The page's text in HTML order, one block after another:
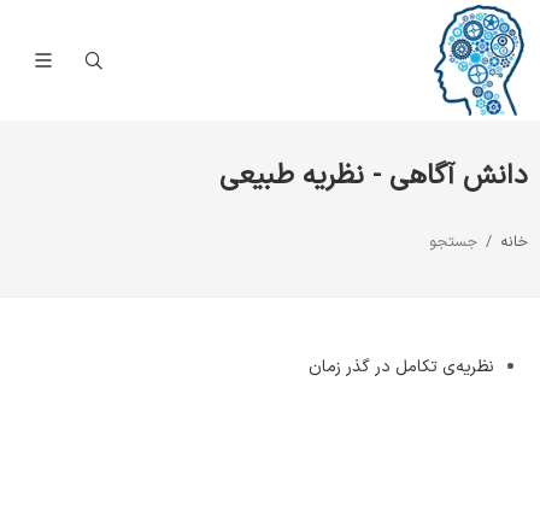
دانش آگاهی - نظریه طبیعی
خانه جستجو
نظریه‌ی تکامل در گذر زمان